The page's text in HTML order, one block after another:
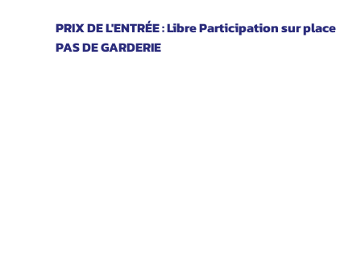
PRIX DE L'ENTRÉE : Libre Participation sur place
PAS DE GARDERIE